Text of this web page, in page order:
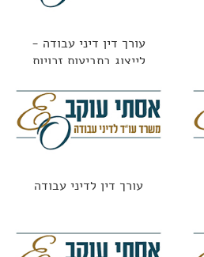
עורך דין דיני עבודה -
לייצוג בתביעות זכויות
הקורונה
עורך דין לדיני עבודה